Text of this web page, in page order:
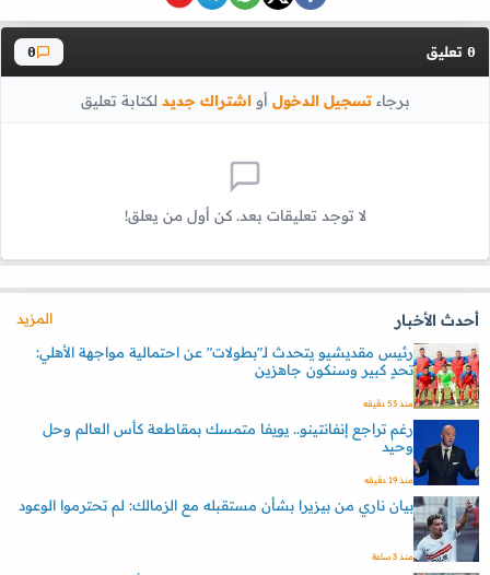
0 تعليق 0
برجاءتسجيل الدخول أواشتراك جديد لكتابة تعليق
لا توجد تعليقات بعد. كن أول من يعلق!
أحدث الأخبار
المزيد
رئيس مقديشيو يتحدث لـ"بطولات" عن احتمالية مواجهة الأهلي:
تحدٍ كبير وسنكون جاهزين
منذ 53 دقيقه
رغم تراجع إنفانتينو.. يويفا متمسك بمقاطعة كأس العالم وحل
وحيد
منذ 19 دقيقه
بيان ناري من بيزيرا بشأن مستقبله مع الزمالك: لم تحترموا الوعود
منذ 3 ساعة